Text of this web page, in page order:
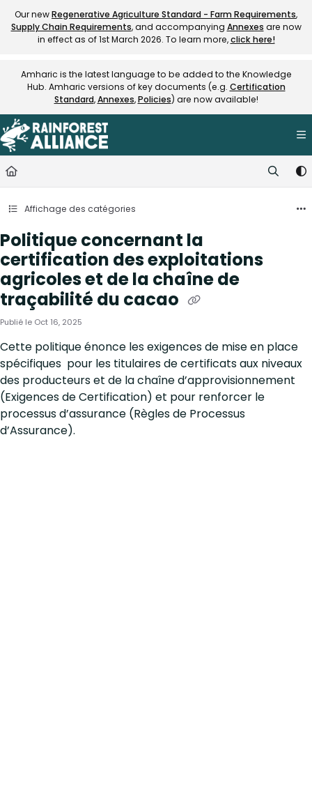
Documentation Index
Fetch the complete documentation index at:https://
Our newRegenerative Agriculture Standard - Farm Requirements,
Supply Chain Requirements, and accompanying Annexes are now
in effect as of 1st March 2026. To learn more,click here!
Amharic is the latest language to be added to the Knowledge
Hub. Amharic versions of key documents (e.g. Certification
Standard,Annexes,Policies) are now available!
Affichage des catégories
Politique concernant la
certification des exploitations
agricoles et de la chaîne de
traçabilité du cacao
Publié le Oct 16, 2025
Cette politique énonce les exigences de mise en place
spécifiques pour les titulaires de certificats aux niveaux
des producteurs et de la chaîne d’approvisionnement
(Exigences de Certification) et pour renforcer le
processus d’assurance (Règles de Processus
d’Assurance).